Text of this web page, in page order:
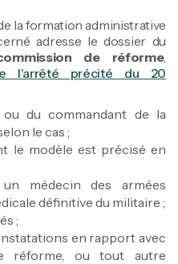
la formation administrative
adresse le dossier du
de réforme,
l'arrêté précité du 20
du commandant de la
le cas ;
le modèle est précisé en
médecin des armées
définitive du militaire ;
;
en rapport avec
réforme, ou tout autre